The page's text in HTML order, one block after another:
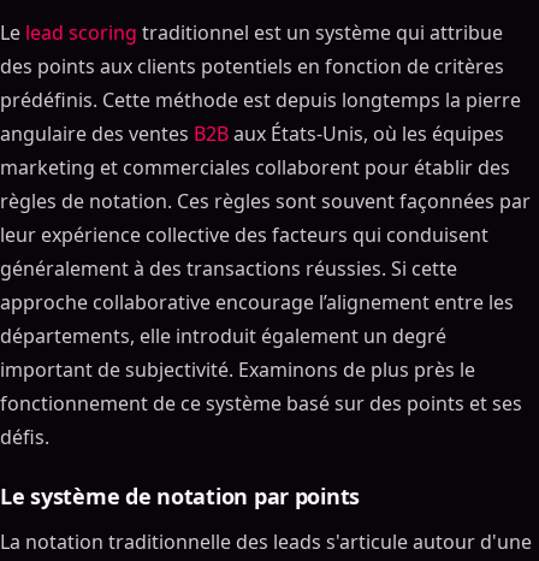
Le lead scoring traditionnel est un système qui attribue
des points aux clients potentiels en fonction de critères
prédéfinis. Cette méthode est depuis longtemps la pierre
angulaire des ventes B2Baux États-Unis, où les équipes
marketing et commerciales collaborent pour établir des
règles de notation. Ces règles sont souvent façonnées par
leur expérience collective des facteurs qui conduisent
généralement à des transactions réussies. Si cette
approche collaborative encourage l’alignement entre les
départements, elle introduit également un degré
important de subjectivité. Examinons de plus près le
fonctionnement de ce système basé sur des points et ses
défis.
Le système de notation par points
La notation traditionnelle des leads s'articule autour d'une